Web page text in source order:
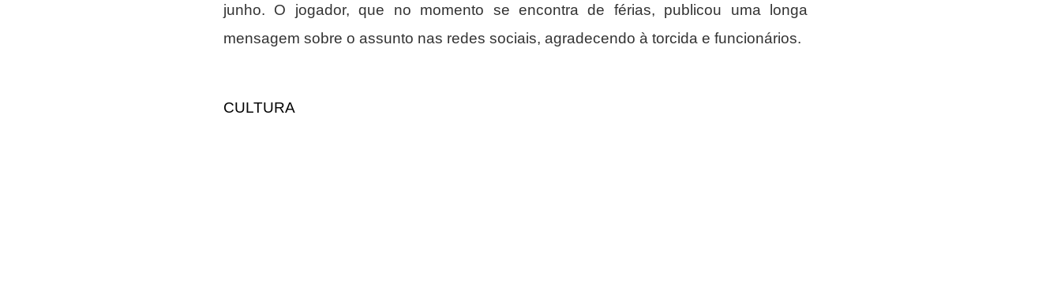
junho. O jogador, que no momento se encontra de férias, publicou uma longa
mensagem sobre o assunto nas redes sociais, agradecendo à torcida e funcionários.
CULTURA